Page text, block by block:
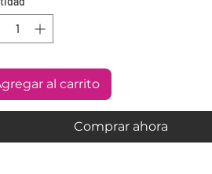
al carrito
Comprar ahora